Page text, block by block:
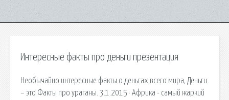
Интересные факты про деньги презентация
Необычайно интересные факты о деньгах всего мира, Деньги
– это Факты про ураганы. 3.1.2015 · Африка - самый жаркий